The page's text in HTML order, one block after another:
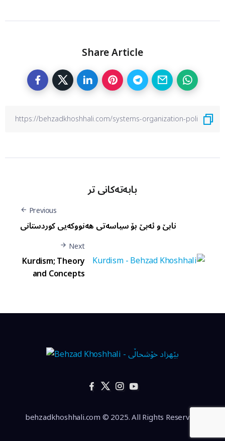
Share Article
بابەتەکانی تر
Previous
نابێ و ئەبێ بۆ سیاسەتی هەنووکەیی کوردستانی
Next
Kurdism; Theory
and Concepts
behzadkhoshhali.com © 2025. All Rights Reserved.